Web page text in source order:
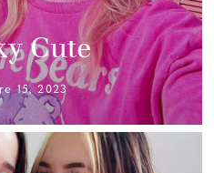
Cute
15, 2023